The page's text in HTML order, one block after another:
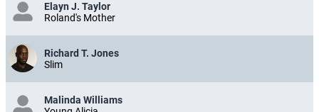
Elayn J. Taylor
Roland's Mother
Richard T. Jones
Slim
Malinda Williams